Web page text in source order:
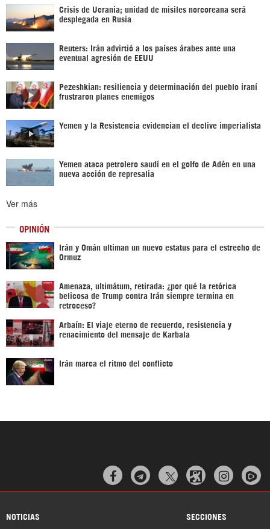
Crisis de Ucrania; unidad de misiles norcoreana será
desplegada en Rusia
Reuters: Irán advirtió a los países árabes ante una
eventual agresión de EEUU
Pezeshkian: resiliencia y determinación del pueblo iraní
frustraron planes enemigos
Yemen y la Resistencia evidencian el declive imperialista
Yemen ataca petrolero saudí en el golfo de Adén en una
nueva acción de represalia
Ver más
OPINIÓN
Irán y Omán ultiman un nuevo estatus para el estrecho de
Ormuz
Amenaza, ultimátum, retirada: ¿por qué la retórica
belicosa de Trump contra Irán siempre termina en
retroceso?
Arbaín: El viaje eterno de recuerdo, resistencia y
renacimiento del mensaje de Karbala
Irán marca el ritmo del conflicto
  
NOTICIAS SECCIONES